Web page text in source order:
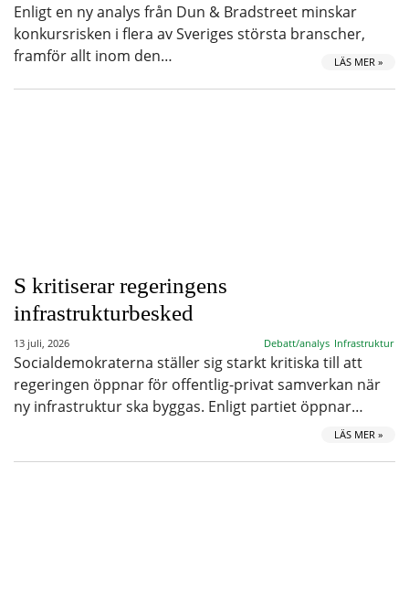
Enligt en ny analys från Dun & Bradstreet minskar
konkursrisken i flera av Sveriges största branscher,
framför allt inom den…
LÄS MER »
S kritiserar regeringens
infrastrukturbesked
13 juli, 2026 Debatt/analys Infrastruktur
Socialdemokraterna ställer sig starkt kritiska till att
regeringen öppnar för offentlig-privat samverkan när
ny infrastruktur ska byggas. Enligt partiet öppnar…
LÄS MER »